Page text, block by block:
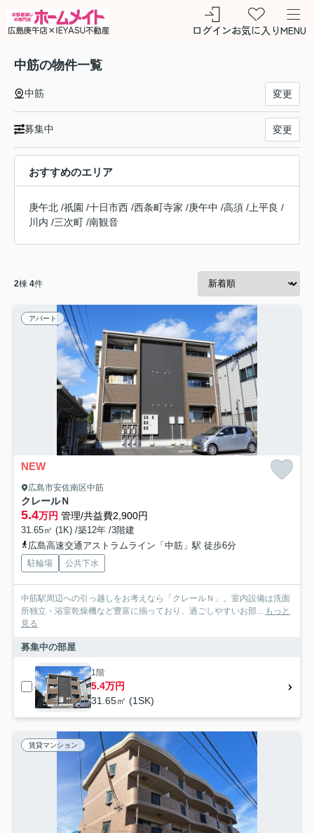
ログインお気に入りMENU
中筋の物件一覧
中筋 変更
募集中 変更
おすすめのエリア
庚午北 /祇園 /十日市西 /西条町寺家 /庚午中 /高須 / 上平良 /
川内 /三次町 /南観音
2棟 4件
アパート
NEW
広島市安佐南区中筋
クレールＮ
5.4万円 管理/共益費2,900円
31.65㎡ (1K) /築12年 /3階建
広島高速交通アストラムライン「中筋」駅 徒歩6分
駐輪場 公共下水
中筋駅周辺への引っ越しをお考えなら「クレールＮ」。室内設備は洗面
所独立・浴室乾燥機など豊富に揃っており、過ごしやすいお部...
もっと
見る
募集中の部屋
1階
5.4万円
31.65㎡ (1SK)
賃貸マンション